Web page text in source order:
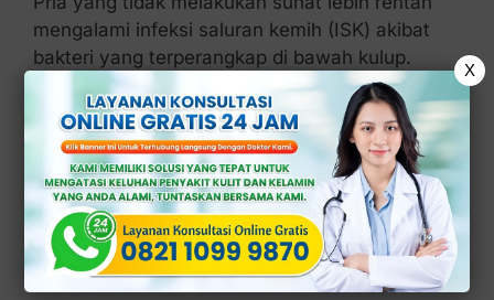
mengalami infeksi saluran kemih (ISK) akibat
bakteri yang terperangkap di bawah kulup.
Infeksi ini dapat berdampak pada kesehatan
ginjal jika terjadi berulang kali (kambuh).
Dengan sunat, risiko ISK dapat berkurang
secara signifikan.
3. Menurunkan
X